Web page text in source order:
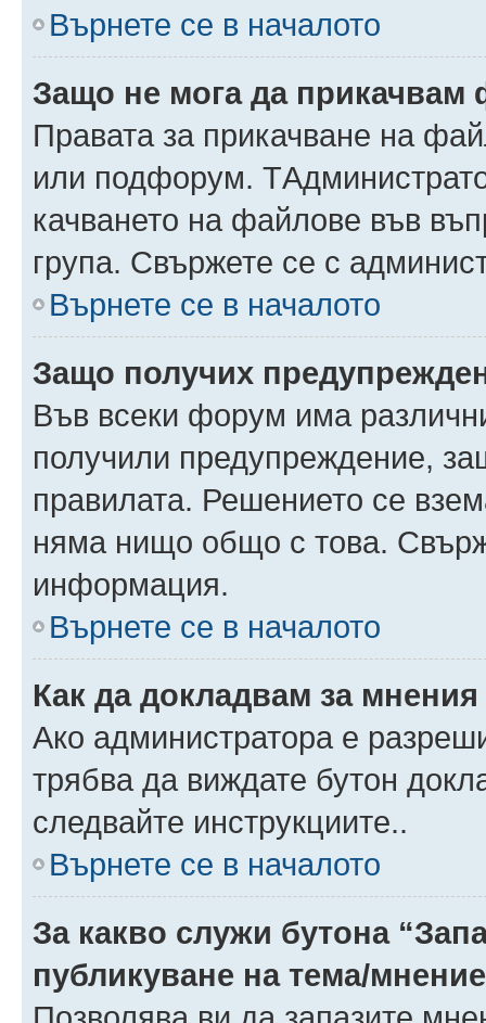
Върнете се в началото
Защо не мога да прикачвам
Правата за прикачване на
или подфорум.
качването на файлове във
група. Свържете се с
Върнете се в началото
Защо получих
Във всеки форум има
получили предупреждение,
правилата. Решението се
няма нищо общо с това.
информация.
Върнете се в началото
Как да докладвам за
Ако администратора е
трябва да виждате бутон
следвайте инструкциите..
Върнете се в началото
За какво служи бутона
публикуване на тема/